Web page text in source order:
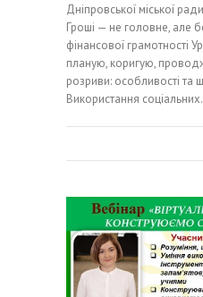
Дніпровської міської
Гроші — не головне, але
фінансової грамотності
планую, коригую,
розриви: особливості
Використання